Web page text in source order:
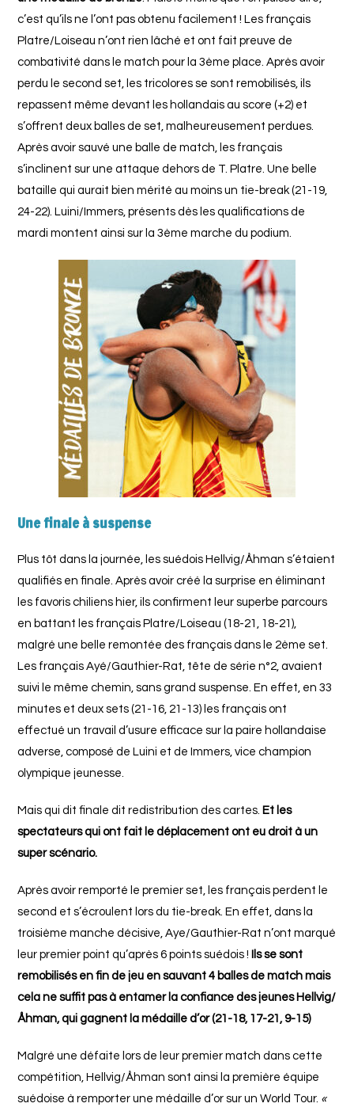
c’est qu’ils ne l’ont pas obtenu facilement ! Les français
Platre/Loiseau n’ont rien lâché et ont fait preuve de
combativité dans le match pour la 3ème place. Après avoir
perdu le second set, les tricolores se sont remobilisés, ils
repassent même devant les hollandais au score (+2) et
s’offrent deux balles de set, malheureusement perdues.
Après avoir sauvé une balle de match, les français
s’inclinent sur une attaque dehors de T. Platre. Une belle
bataille qui aurait bien mérité au moins un tie-break (21-19,
24-22). Luini/Immers, présents dès les qualifications de
mardi montent ainsi sur la 3ème marche du podium.
Une finale à suspense
Plus tôt dans la journée, les suédois Hellvig/Åhman s’étaient
qualifiés en finale. Après avoir créé la surprise en éliminant
les favoris chiliens hier, ils confirment leur superbe parcours
en battant les français Platre/Loiseau (18-21, 18-21),
malgré une belle remontée des français dans le 2ème set.
Les français Ayé/Gauthier-Rat, tête de série n°2, avaient
suivi le même chemin, sans grand suspense. En effet, en 33
minutes et deux sets (21-16, 21-13) les français ont
effectué un travail d’usure efficace sur la paire hollandaise
adverse, composé de Luini et de Immers, vice champion
olympique jeunesse.
Mais qui dit finale dit redistribution des cartes. Et les
spectateurs qui ont fait le déplacement ont eu droit à un
super scénario.
Après avoir remporté le premier set, les français perdent le
second et s’écroulent lors du tie-break. En effet, dans la
troisième manche décisive, Aye/Gauthier-Rat n’ont marqué
leur premier point qu’après 6 points suédois !
Ils se sont
remobilisés en fin de jeu en sauvant 4 balles de match mais
cela ne suffit pas à entamer la confiance des jeunes Hellvig/
Åhman, qui gagnent la médaille d’or (21-18, 17-21, 9-15)
Malgré une défaite lors de leur premier match dans cette
compétition, Hellvig/Åhman sont ainsi la première équipe
suédoise à remporter une médaille d’or sur un World Tour. «